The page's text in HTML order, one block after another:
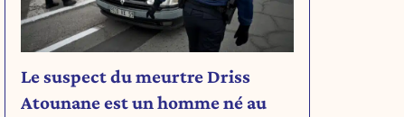
Le suspect du meurtre Driss
Atounane est un homme né au